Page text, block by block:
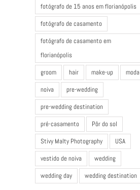
fotógrafo de 15 anos em florianópolis
fotógrafo de casamento
fotógrafo de casamento em
florianópolis
groom
hair make-up
moda
noiva
pre-wedding
pre-wedding destination
pré-casamento
Pôr do sol
Stivy Malty Photography
USA
vestido de noiva
wedding
wedding day
wedding destination